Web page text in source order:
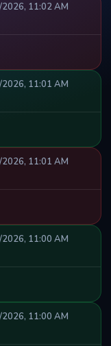
11:02 AM
11:01 AM
11:01 AM
11:00 AM
11:00 AM